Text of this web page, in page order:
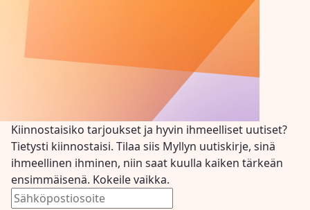
Kiinnostaisiko tarjoukset ja hyvin ihmeelliset uutiset?
Tietysti kiinnostaisi. Tilaa siis Myllyn uutiskirje, sinä
ihmeellinen ihminen, niin saat kuulla kaiken tärkeän
ensimmäisenä. Kokeile vaikka.